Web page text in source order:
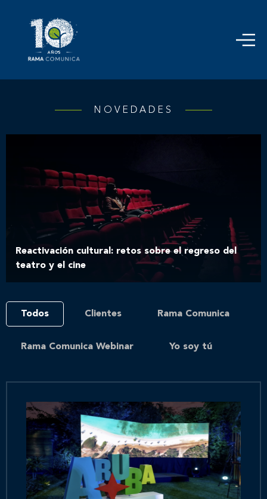
NOVEDADES
Reactivación cultural: retos sobre el regreso del
teatro y el cine
Todos Clientes Rama Comunica
Rama Comunica Webinar Yo soy tú